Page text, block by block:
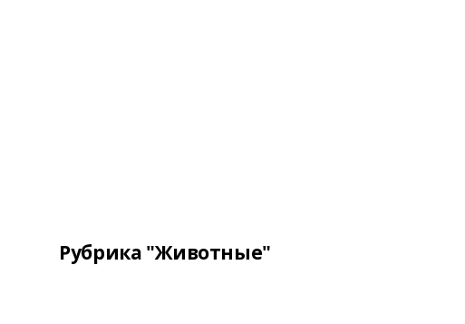
Рубрика "Животные"